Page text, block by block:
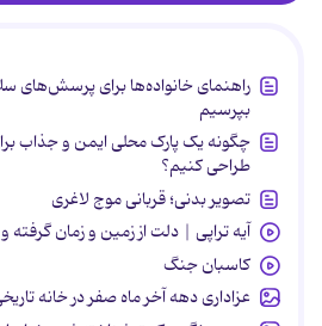
راهنمای خانواده‌ها برای پرسش‌های
بپرسیم
چگونه یک پارک محلی ایمن و جذاب
طراحی کنیم؟
تصویر بدنی؛ قربانی موج لاغری
آیه تراپی | دلت از زمین و زمان گرفته
کاسبان جنگ
عزاداری دهه آخر ماه صفر در خانه